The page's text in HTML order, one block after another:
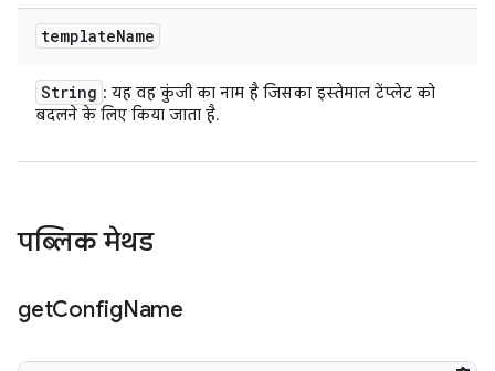
templateName
String : यह वह कुंजी का नाम है जिसका इस्तेमाल टेंप्लेट को
बदलने के लिए किया जाता है.
पब्लिक मेथड
getConfigName